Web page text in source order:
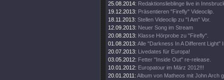
25.08.2014: Redaktionslieblinge live in
19.12.2013: Präsentieren "Firefly" Videoclip.
18.11.2013: Stellen Videoclip zu "I Am" Vor.
12.09.2013: Neuer Song im Stream
20.08.2013: Klasse Hörprobe zu "Firefly".
01.08.2013: Alle "Darkness In A Different Light"
20.07.2013: Livedates für Europa!
03.05.2012: Fetter "Inside Out" re-release.
10.01.2012: Europatour im März 2012!!!
20.01.2011: Album von Matheos mit John Arch